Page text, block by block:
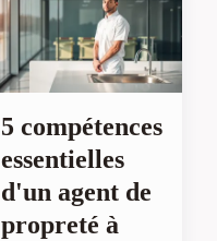
5 compétences
essentielles
d'un agent de
propreté à